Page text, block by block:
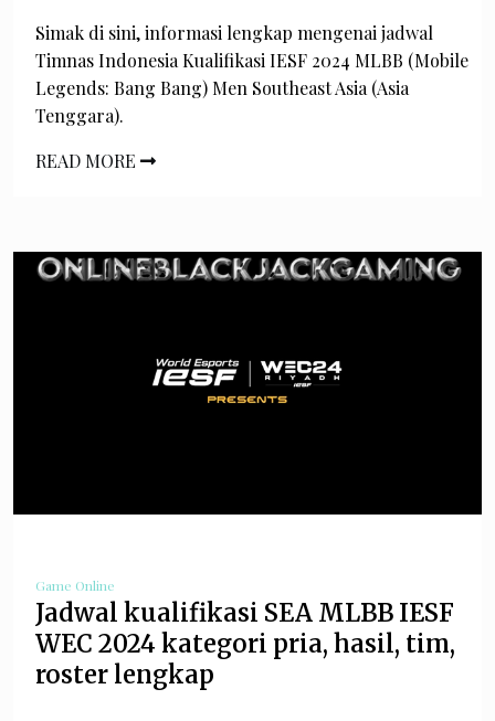
Simak di sini, informasi lengkap mengenai jadwal
Timnas Indonesia Kualifikasi IESF 2024 MLBB (Mobile
Legends: Bang Bang) Men Southeast Asia (Asia
Tenggara).
READ MORE
Game Online
Jadwal kualifikasi SEA MLBB IESF
WEC 2024 kategori pria, hasil, tim,
roster lengkap